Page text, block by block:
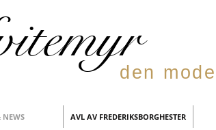
den
NEWS AVL AV FREDERIKSBORGHESTER